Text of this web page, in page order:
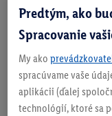
Zistite svoju veľkosť
O produkte
Predtým, ako
Spracovanie
My ako
spracúvame vaše
aplikácii (ďalej
technológií, ktoré sa